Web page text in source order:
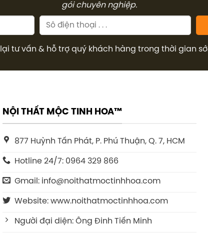
gói chuyên nghiệp.
tư vấn & hỗ trợ quý khách hàng trong thời gian
NỘI THẤT MỘC TINH HOA™
877 Huỳnh Tấn Phát, P. Phú Thuận, Q. 7, HCM
Hotline 24/7: 0964 329 866
Gmail: info@noithatmoctinhhoa.com
Website: www.noithatmoctinhhoa.com
Người đại diện: Ông Đinh Tiến Minh